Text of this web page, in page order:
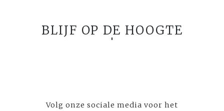
BLIJF OP DE HOOGTE
Volg onze sociale media voor het